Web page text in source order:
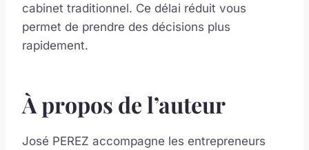
cabinet traditionnel. Ce délai réduit vous
permet de prendre des décisions plus
rapidement.
À propos de l’auteur
José PEREZ accompagne les entrepreneurs